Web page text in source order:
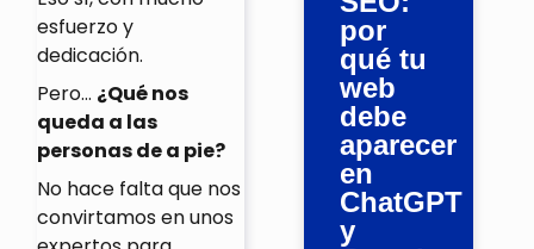
esfuerzo y
dedicación.
Pero… ¿Qué nos
queda a las
personas de a pie?
No hace falta que nos
convirtamos en unos
por
qué tu
web
debe
aparecer
en
ChatGPT
y